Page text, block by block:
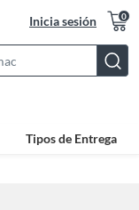
Inicia sesión 0
Bar
Tipos de Entrega